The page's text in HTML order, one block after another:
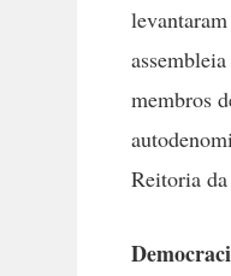
membros
Reitoria